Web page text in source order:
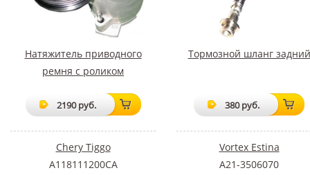
Натяжитель приводного
ремня с роликом
2190 руб.
Chery Tiggo
A118111200CA
Тормозной шланг задний
380 руб.
Vortex Estina
A21-3506070